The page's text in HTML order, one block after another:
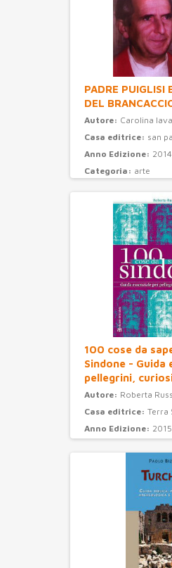
PADRE PUIGLISI
DEL
Autore: Carolina
Casa editrice: san
Anno Edizione: 2014
Categoria: arte
100 cose da
Sindone - Guida
pellegrini,
Autore: Roberta
Casa editrice: Terra
Anno Edizione: 2015